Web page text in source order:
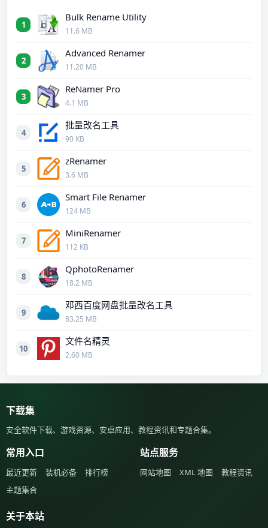
1
Bulk Rename Utility
11.6 MB
2
Advanced Renamer
11.20 MB
3
ReNamer Pro
4.1 MB
4
批量改名工具
90 KB
5
zRenamer
3.6 MB
6
Smart File Renamer
124 MB
7
MiniRenamer
112 KB
8
QphotoRenamer
18.2 MB
9
邓西百度网盘批量改名工具
83.25 MB
10
文件名精灵
2.60 MB
下载集
安全软件下载、游戏资源、安卓应用、教程资讯和专题合集。
常用入口
最近更新 装机必备
排行榜
主题集合
站点服务
网站地图 XML 地图 教程资讯
关于本站